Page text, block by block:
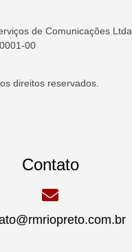
de Comunicações Ltda
00
direitos reservados.
Contato